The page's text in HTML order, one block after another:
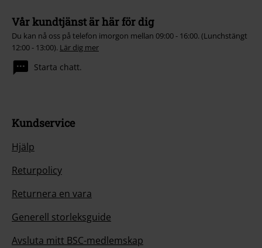
Vår kundtjänst är här för dig
Du kan nå oss på telefon imorgon mellan 09:00 - 16:00. (Lunchstängt
12:00 - 13:00). Lär dig mer
Starta chatt.
Kundservice
Hjälp
Returpolicy
Returnera en vara
Generell storleksguide
Avsluta mitt BSC-medlemskap